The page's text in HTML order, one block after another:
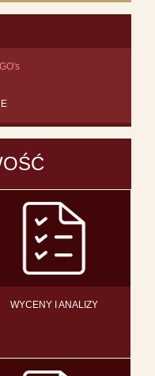
WYCENY I ANALIZY